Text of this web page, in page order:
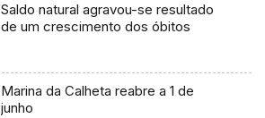
Saldo natural agravou-se resultado
de um crescimento dos óbitos
Marina da Calheta reabre a 1 de
junho